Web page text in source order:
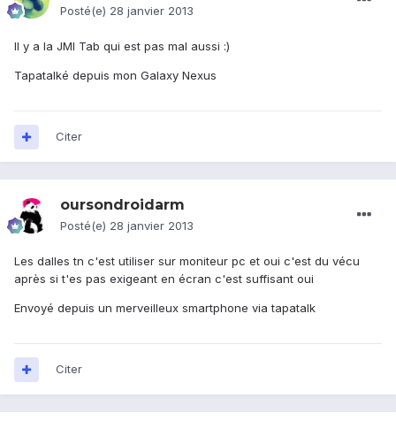
Posté(e) 28 janvier 2013
Il y a la JMI Tab qui est pas mal aussi :)
Tapatalké depuis mon Galaxy Nexus
Citer
oursondroidarm
Posté(e) 28 janvier 2013
Les dalles tn c'est utiliser sur moniteur pc et oui c'est du vécu
après si t'es pas exigeant en écran c'est suffisant oui
Envoyé depuis un merveilleux smartphone via tapatalk
Citer